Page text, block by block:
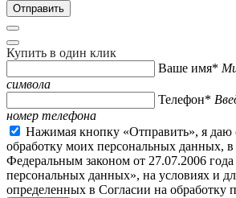
Купить в один клик
Ваше имя*
символа
Телефон*
номер телефона
Нажимая кнопку «Отправить», я даю
обработку моих персональных данных, в
Федеральным законом от 27.07.2006
персональных данных», на условиях и
определенных в Согласии на обработку